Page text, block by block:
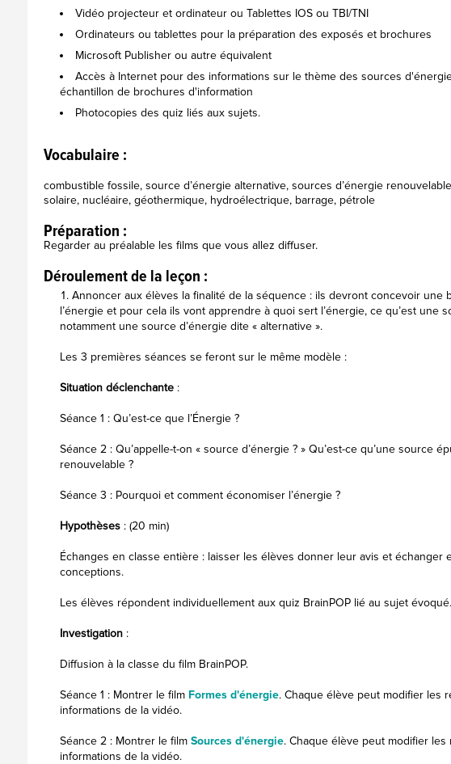
Vidéo projecteur et ordinateur ou Tablettes IOS ou TBI/TNI
Ordinateurs ou tablettes pour la préparation des exposés et brochures
Microsoft Publisher ou autre équivalent
Accès à Internet pour des informations sur le thème des sources
échantillon de brochures d'information
Photocopies des quiz liés aux sujets.
Vocabulaire :
combustible fossile, source d’énergie alternative, sources d’énergie
solaire, nucléaire, géothermique, hydroélectrique, barrage, pétrole
Préparation :
Regarder au préalable les films que vous allez diffuser.
Déroulement de la leçon :
Annoncer aux élèves la finalité de la séquence : ils devront concevoir une
l’énergie et pour cela ils vont apprendre à quoi sert l’énergie, ce qu’est une
notamment une source d’énergie dite « alternative ».
Les 3 premières séances se feront sur le même modèle :
Situation déclenchante :
Séance 1 : Qu’est-ce que l’Énergie ?
Séance 2 : Qu’appelle-t-on « source d’énergie ? » Qu’est-ce qu’une source
renouvelable ?
Séance 3 : Pourquoi et comment économiser l’énergie ?
Hypothèses : (20 min)
Échanges en classe entière : laisser les élèves donner leur avis et échanger
conceptions.
Les élèves répondent individuellement aux quiz BrainPOP lié au sujet évoqué.
Investigation :
Diffusion à la classe du film BrainPOP.
Séance 1 : Montrer le film Formes d'énergie. Chaque élève peut modifier les
informations de la vidéo.
Séance 2 : Montrer le film Sources d'énergie. Chaque élève peut modifier
informations de la vidéo.